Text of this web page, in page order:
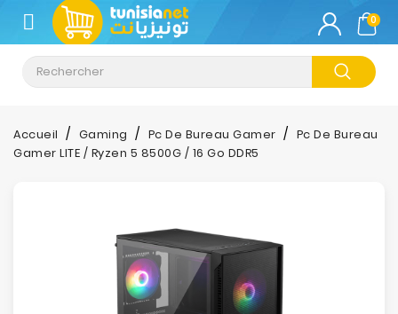
CATÉGORIE
Climatisation
Informatique
0
Accueil Gaming Pc De Bureau Gamer
Pc De Bureau
Gamer LITE / Ryzen 5 8500G / 16 Go DDR5